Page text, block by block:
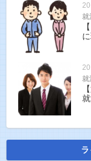
就
就